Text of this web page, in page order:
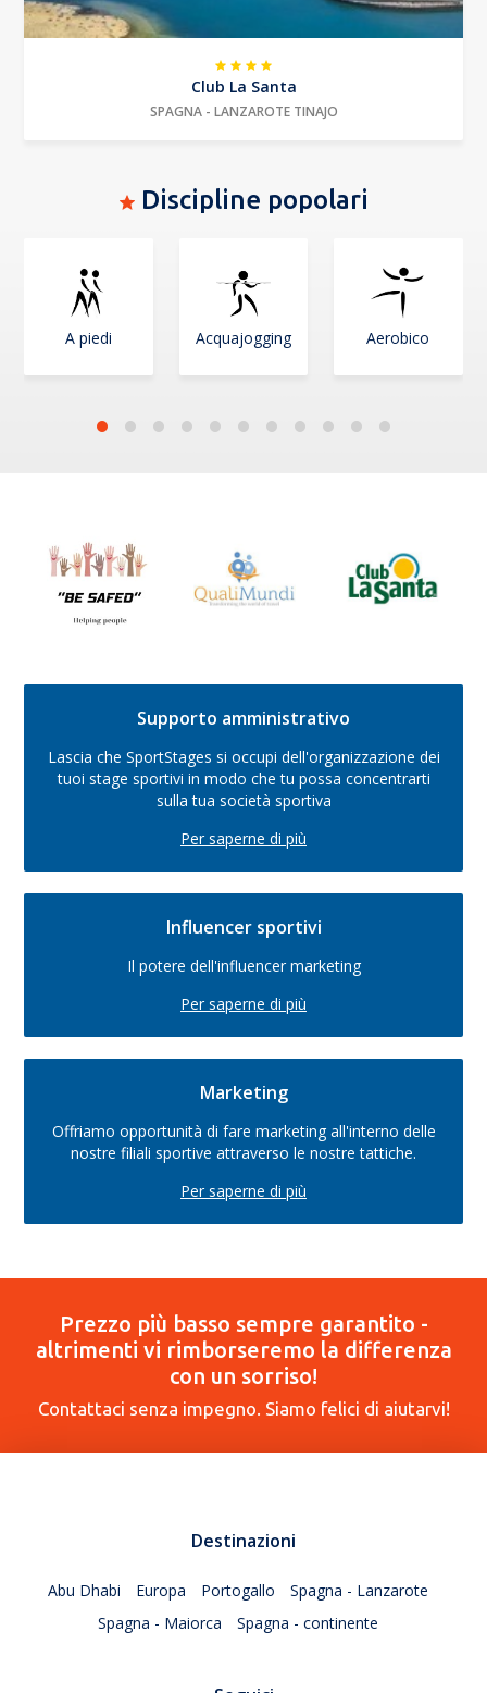
Club La Santa
SPAGNA - LANZAROTE TINAJO
Discipline popolari
A piedi Acquajogging Aerobico
Supporto amministrativo
Lascia che SportStages si occupi dell'organizzazione dei
tuoi stage sportivi in modo che tu possa concentrarti
sulla tua società sportiva
Per saperne di più
Influencer sportivi
Il potere dell'influencer marketing
Per saperne di più
Marketing
Offriamo opportunità di fare marketing all'interno delle
nostre filiali sportive attraverso le nostre tattiche.
Per saperne di più
Prezzo più basso sempre garantito -
altrimenti vi rimborseremo la differenza
con un sorriso!
Contattaci senza impegno. Siamo felici di aiutarvi!
Destinazioni
Abu Dhabi Europa Portogallo
Spagna - Lanzarote
Spagna - Maiorca
Spagna - continente